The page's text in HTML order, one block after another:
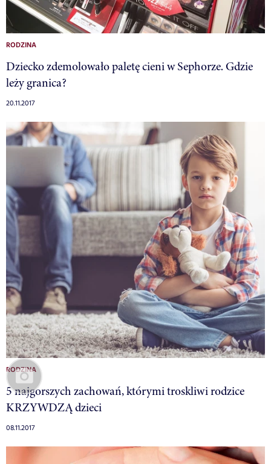
RODZINA
Dziecko zdemolowało paletę cieni w Sephorze. Gdzie
leży granica?
20.11.2017
RODZINA
5 najgorszych zachowań, którymi troskliwi rodzice
KRZYWDZĄ dzieci
08.11.2017